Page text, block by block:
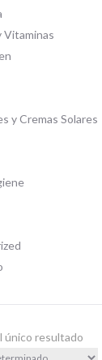
Vitaminas
y Cremas Solares
único resultado